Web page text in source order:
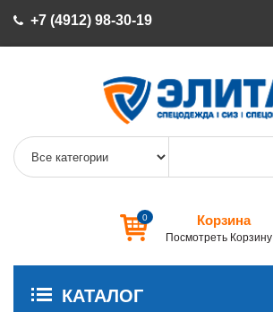
+7 (4912) 98-30-19
0 Корзина
Посмотреть Корзину
КАТАЛОГ